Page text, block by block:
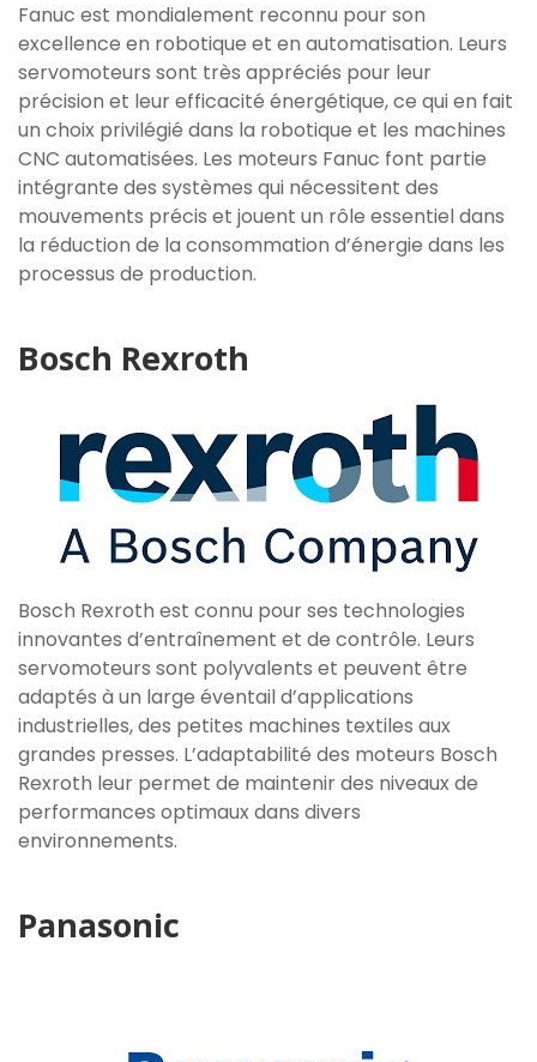
Fanuc est mondialement reconnu pour son
excellence en robotique et en automatisation. Leurs
servomoteurs sont très appréciés pour leur
précision et leur efficacité énergétique, ce qui en fait
un choix privilégié dans la robotique et les machines
CNC automatisées. Les moteurs Fanuc font partie
intégrante des systèmes qui nécessitent des
mouvements précis et jouent un rôle essentiel dans
la réduction de la consommation d’énergie dans les
processus de production.
Bosch Rexroth
Bosch Rexroth est connu pour ses technologies
innovantes d’entraînement et de contrôle. Leurs
servomoteurs sont polyvalents et peuvent être
adaptés à un large éventail d’applications
industrielles, des petites machines textiles aux
grandes presses. L’adaptabilité des moteurs Bosch
Rexroth leur permet de maintenir des niveaux de
performances optimaux dans divers
environnements.
Panasonic